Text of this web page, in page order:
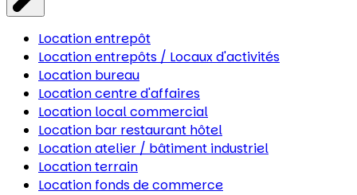
Location entrepôt
Location entrepôts / Locaux d'activités
Location bureau
Location centre d'affaires
Location local commercial
Location bar restaurant hôtel
Location atelier / bâtiment industriel
Location terrain
Location fonds de commerce